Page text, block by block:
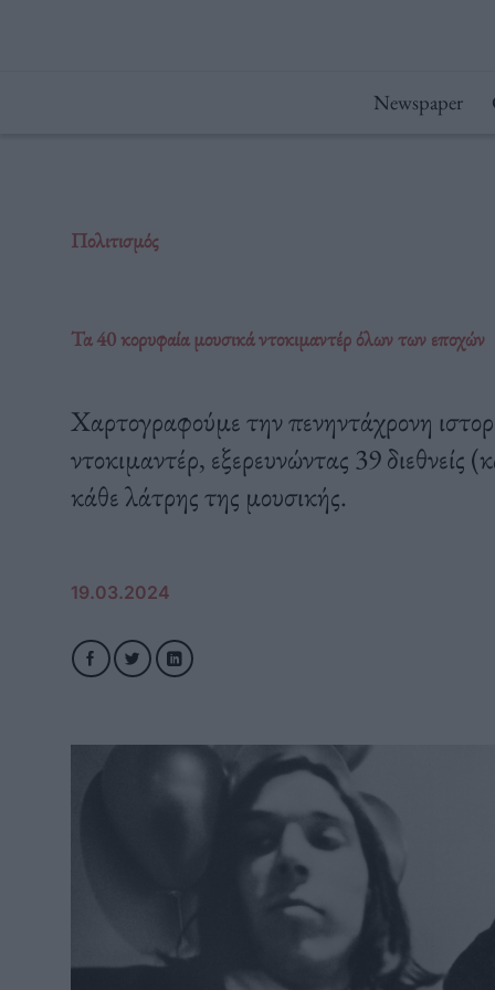
Newspaper
Πολιτισμός
Τα 40 κορυφαία μουσικά ντοκιμαντέρ όλων των εποχών
Χαρτογραφούμε την πενηντάχρονη
ντοκιμαντέρ, εξερευνώντας 39 διεθνείς
κάθε λάτρης της μουσικής.
19.03.2024